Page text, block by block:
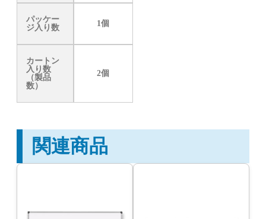
パッケー
ジ入り数
1個
カートン
入り数
（製品
数）
2個
関連商品